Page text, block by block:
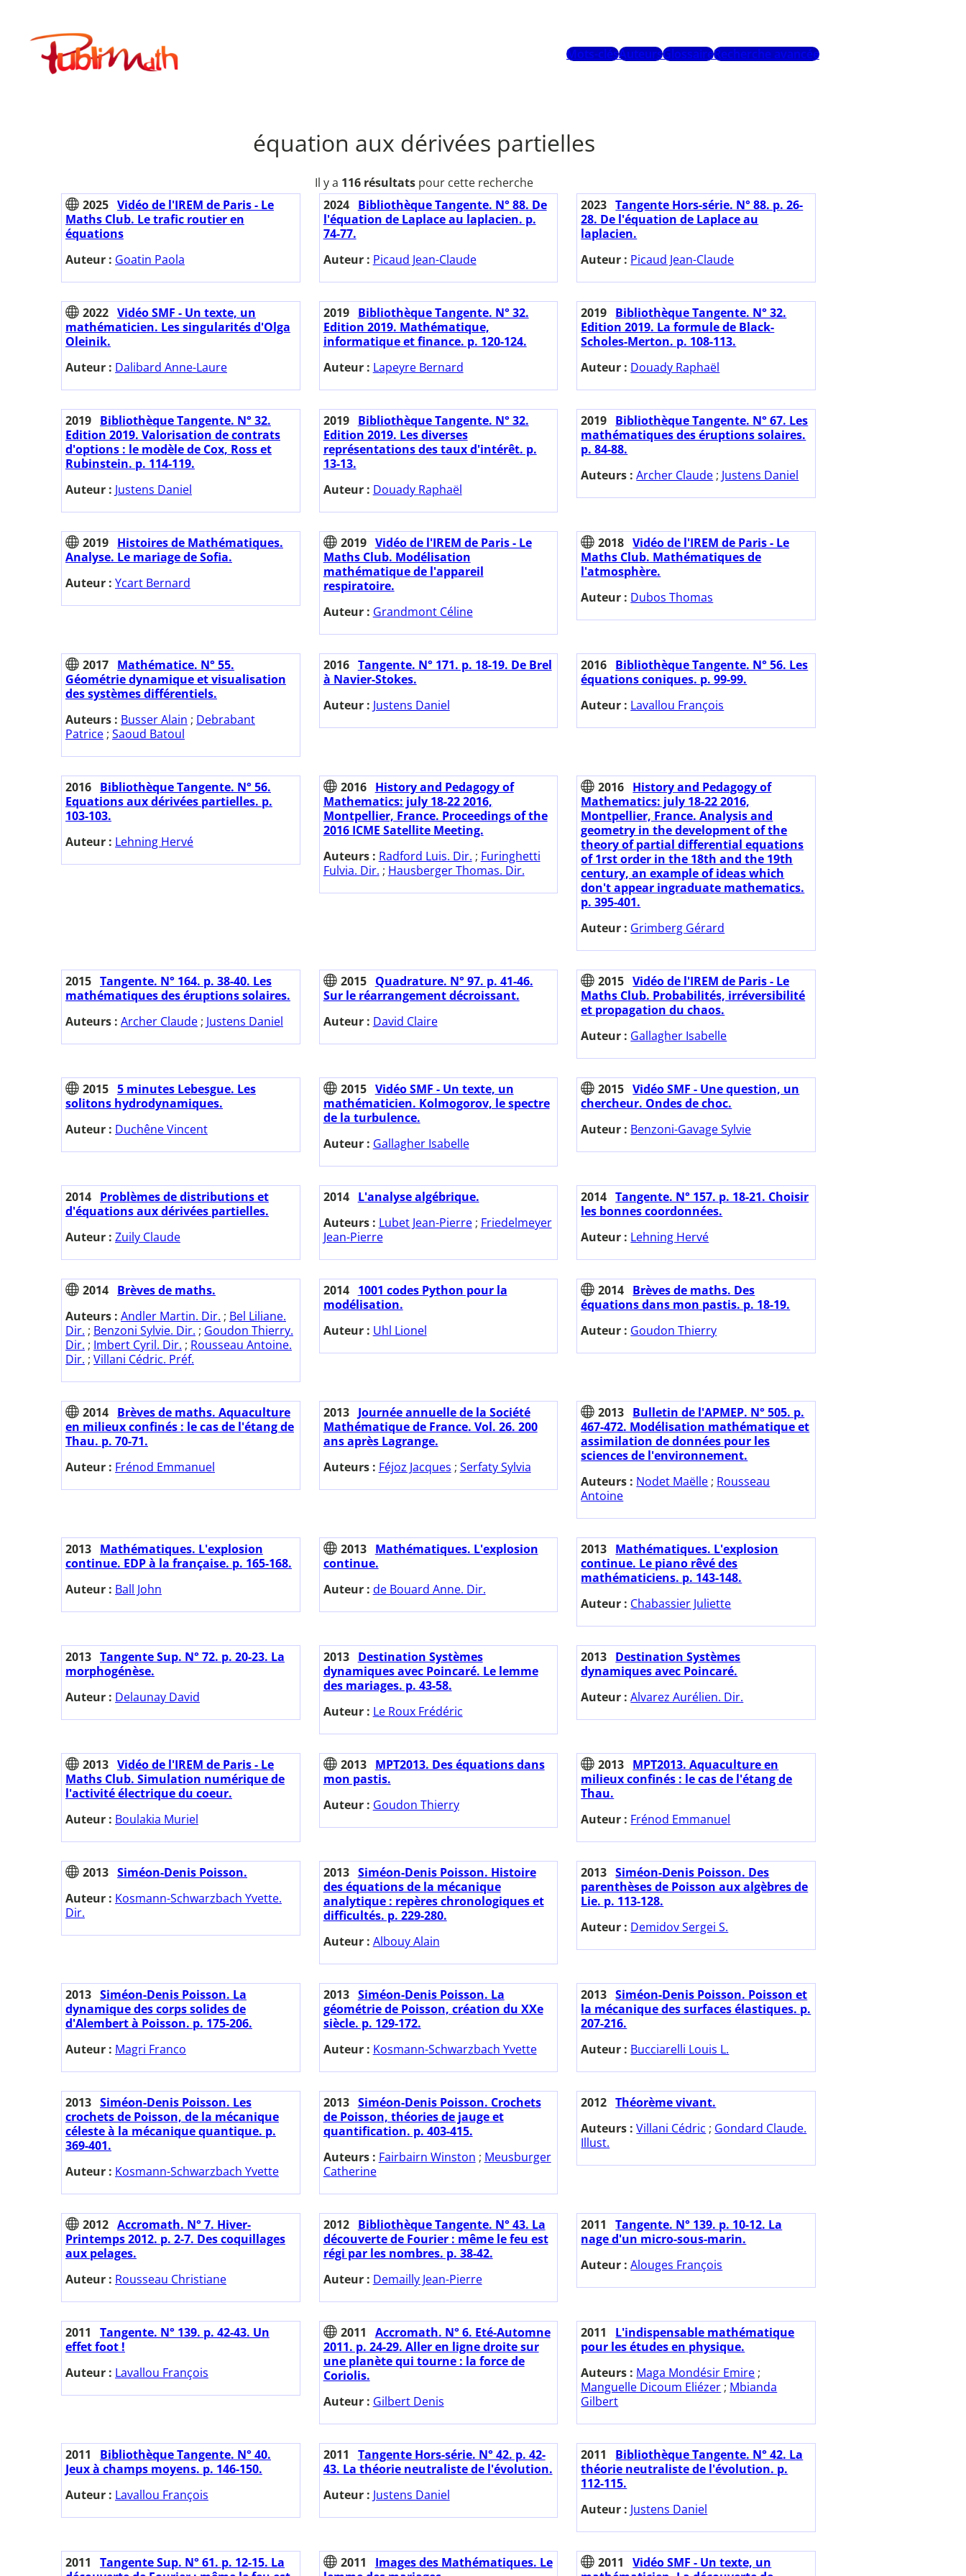
contenuPublimath
Mots-clésAuteursGlossaireRecherche avancée
équation aux dérivées partielles
Il y a 116 résultats pour cette recherche
2025 Vidéo de l'IREM de Paris - Le
Maths Club. Le trafic routier en
équations
Auteur : Goatin Paola
2024
Bibliothèque Tangente. N° 88. De
l'équation de Laplace au laplacien. p.
74-77.
Auteur : Picaud Jean-Claude
2023 Tangente Hors-série. N° 88. p. 26-
28. De l'équation de Laplace au
laplacien.
Auteur : Picaud Jean-Claude
2022 Vidéo SMF - Un texte, un
mathématicien. Les singularités d'Olga
Oleinik.
Auteur : Dalibard Anne-Laure
2019
Bibliothèque Tangente. N° 32.
Edition 2019. Mathématique,
informatique et finance. p. 120-124.
Auteur : Lapeyre Bernard
2019 Bibliothèque Tangente. N° 32.
Edition 2019. La formule de Black-
Scholes-Merton. p. 108-113.
Auteur : Douady Raphaël
2019 Bibliothèque Tangente. N° 32.
Edition 2019. Valorisation de contrats
d'options : le modèle de Cox, Ross et
Rubinstein. p. 114-119.
Auteur : Justens Daniel
2019
Bibliothèque Tangente. N° 32.
Edition 2019. Les diverses
représentations des taux d'intérêt. p.
13-13.
Auteur : Douady Raphaël
2019 Bibliothèque Tangente. N° 67. Les
mathématiques des éruptions solaires.
p. 84-88.
Auteurs :Archer Claude ; Justens Daniel
2019 Histoires de Mathématiques.
Analyse. Le mariage de Sofia.
Auteur : Ycart Bernard
2019 Vidéo de l'IREM de Paris - Le
Maths Club. Modélisation
mathématique de l'appareil
respiratoire.
Auteur : Grandmont Céline
2018 Vidéo de l'IREM de Paris - Le
Maths Club. Mathématiques de
l'atmosphère.
Auteur : Dubos Thomas
2017 Mathématice. N° 55.
Géométrie dynamique et visualisation
des systèmes différentiels.
Auteurs : Busser Alain ; Debrabant
Patrice ; Saoud Batoul
2016 Tangente. N° 171. p. 18-19. De Brel
à Navier-Stokes.
Auteur : Justens Daniel
2016 Bibliothèque Tangente. N° 56. Les
équations coniques. p. 99-99.
Auteur : Lavallou François
2016 Bibliothèque Tangente. N° 56.
Equations aux dérivées partielles. p.
103-103.
Auteur : Lehning Hervé
2016
History and Pedagogy of
Mathematics: july 18-22 2016,
Montpellier, France. Proceedings of the
2016 ICME Satellite Meeting.
Auteurs : Radford Luis. Dir. ; Furinghetti
Fulvia. Dir. ; Hausberger Thomas. Dir.
2016 History and Pedagogy of
Mathematics: july 18-22 2016,
Montpellier, France. Analysis and
geometry in the development of the
theory of partial differential equations
of 1rst order in the 18th and the 19th
century, an example of ideas which
don't appear ingraduate mathematics.
p. 395-401.
Auteur : Grimberg Gérard
2015 Tangente. N° 164. p. 38-40. Les
mathématiques des éruptions solaires.
Auteurs : Archer Claude ; Justens Daniel
2015
Quadrature. N° 97. p. 41-46.
Sur le réarrangement décroissant.
Auteur : David Claire
2015 Vidéo de l'IREM de Paris - Le
Maths Club. Probabilités, irréversibilité
et propagation du chaos.
Auteur : Gallagher Isabelle
2015 5 minutes Lebesgue. Les
solitons hydrodynamiques.
Auteur : Duchêne Vincent
2015 Vidéo SMF - Un texte, un
mathématicien. Kolmogorov, le spectre
de la turbulence.
Auteur : Gallagher Isabelle
2015 Vidéo SMF - Une question, un
chercheur. Ondes de choc.
Auteur : Benzoni-Gavage Sylvie
2014 Problèmes de distributions et
d'équations aux dérivées partielles.
Auteur : Zuily Claude
2014
L'analyse algébrique.
Auteurs : Lubet Jean-Pierre; Friedelmeyer
Jean-Pierre
2014 Tangente. N° 157. p. 18-21. Choisir
les bonnes coordonnées.
Auteur : Lehning Hervé
2014 Brèves de maths.
Auteurs : Andler Martin. Dir. ; Bel Liliane.
Dir. ; Benzoni Sylvie. Dir. ; Goudon Thierry.
Dir. ; Imbert Cyril. Dir. ; Rousseau Antoine.
Dir. ; Villani Cédric. Préf.
2014
1001 codes Python pour la
modélisation.
Auteur : Uhl Lionel
2014 Brèves de maths. Des
équations dans mon pastis. p. 18-19.
Auteur : Goudon Thierry
2014 Brèves de maths. Aquaculture
en milieux confinés : le cas de l'étang de
Thau. p. 70-71.
Auteur : Frénod Emmanuel
2013
Journée annuelle de la Société
Mathématique de France. Vol. 26. 200
ans après Lagrange.
Auteurs : Féjoz Jacques ; Serfaty Sylvia
2013 Bulletin de l'APMEP. N° 505. p.
467-472. Modélisation mathématique et
assimilation de données pour les
sciences de l'environnement.
Auteurs : Nodet Maëlle ; Rousseau
Antoine
2013 Mathématiques. L'explosion
continue. EDP à la française. p. 165-168.
Auteur : Ball John
2013
Mathématiques. L'explosion
continue.
Auteur : de Bouard Anne. Dir.
2013 Mathématiques. L'explosion
continue. Le piano rêvé des
mathématiciens. p. 143-148.
Auteur : Chabassier Juliette
2013 Tangente Sup. N° 72. p. 20-23. La
morphogénèse.
Auteur : Delaunay David
2013
Destination Systèmes
dynamiques avec Poincaré. Le lemme
des mariages. p. 43-58.
Auteur : Le Roux Frédéric
2013 Destination Systèmes
dynamiques avec Poincaré.
Auteur :Alvarez Aurélien. Dir.
2013 Vidéo de l'IREM de Paris - Le
Maths Club. Simulation numérique de
l'activité électrique du coeur.
Auteur : Boulakia Muriel
2013
MPT2013. Des équations dans
mon pastis.
Auteur : Goudon Thierry
2013 MPT2013. Aquaculture en
milieux confinés : le cas de l'étang de
Thau.
Auteur : Frénod Emmanuel
2013 Siméon-Denis Poisson.
Auteur : Kosmann-Schwarzbach Yvette.
Dir.
2013 Siméon-Denis Poisson. Histoire
des équations de la mécanique
analytique : repères chronologiques et
difficultés. p. 229-280.
Auteur : Albouy Alain
2013 Siméon-Denis Poisson. Des
parenthèses de Poisson aux algèbres de
Lie. p. 113-128.
Auteur : Demidov Sergei S.
2013 Siméon-Denis Poisson. La
dynamique des corps solides de
d'Alembert à Poisson. p. 175-206.
Auteur : Magri Franco
2013 Siméon-Denis Poisson. La
géométrie de Poisson, création du XXe
siècle. p. 129-172.
Auteur : Kosmann-Schwarzbach Yvette
2013 Siméon-Denis Poisson. Poisson et
la mécanique des surfaces élastiques. p.
207-216.
Auteur : Bucciarelli Louis L.
2013 Siméon-Denis Poisson. Les
crochets de Poisson, de la mécanique
céleste à la mécanique quantique. p.
369-401.
Auteur : Kosmann-Schwarzbach Yvette
2013 Siméon-Denis Poisson. Crochets
de Poisson, théories de jauge et
quantification. p. 403-415.
Auteurs : Fairbairn Winston ; Meusburger
Catherine
2012 Théorème vivant.
Auteurs :Villani Cédric ; Gondard Claude.
Illust.
2012 Accromath. N° 7. Hiver-
Printemps 2012. p. 2-7. Des coquillages
aux pelages.
Auteur : Rousseau Christiane
2012
Bibliothèque Tangente. N° 43. La
découverte de Fourier : même le feu est
régi par les nombres. p. 38-42.
Auteur : Demailly Jean-Pierre
2011
Tangente. N° 139. p. 10-12. La
nage d'un micro-sous-marin.
Auteur :Alouges François
2011
Tangente. N° 139. p. 42-43. Un
effet foot !
Auteur : Lavallou François
2011
Accromath. N° 6. Eté-Automne
2011. p. 24-29. Aller en ligne droite sur
une planète qui tourne : la force de
Coriolis.
Auteur : Gilbert Denis
2011
L'indispensable mathématique
pour les études en physique.
Auteurs : Maga Mondésir Emire ;
Manguelle Dicoum Eliézer ; Mbianda
Gilbert
2011
Bibliothèque Tangente. N° 40.
Jeux à champs moyens. p. 146-150.
Auteur : Lavallou François
2011
Tangente Hors-série. N° 42. p. 42-
43. La théorie neutraliste de l'évolution.
Auteur : Justens Daniel
2011
Bibliothèque Tangente. N° 42. La
théorie neutraliste de l'évolution. p.
112-115.
Auteur : Justens Daniel
2011
Tangente Sup. N° 61. p. 12-15. La
2011
Images des Mathématiques. Le
2011
Vidéo SMF - Un texte, un